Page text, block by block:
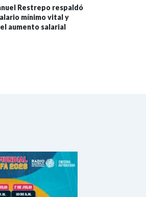
Restrepo respaldó
mínimo vital y
aumento salarial